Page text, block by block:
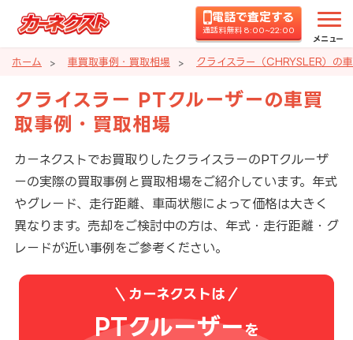
電話で査定する
通話料無料 8:00~22:00
メニュー
ホーム 車買取事例・買取相場 クライスラー（CHRYSLER）の
クライスラー PTクルーザーの車買
取事例・買取相場
カーネクストでお買取りしたクライスラーのPTクルーザ
ーの実際の買取事例と買取相場をご紹介しています。年式
やグレード、走行距離、車両状態によって価格は大きく
異なります。売却をご検討中の方は、年式・走行距離・グ
レードが近い事例をご参考ください。
カーネクストは
PTクルーザーを